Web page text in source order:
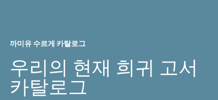
까미유 수르게 카탈로그
우리의 현재 희귀 고서
카탈로그